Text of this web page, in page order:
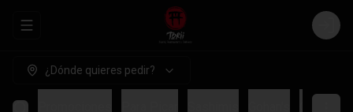
Abrir menu de navegación Login
¿Dónde quieres pedir?